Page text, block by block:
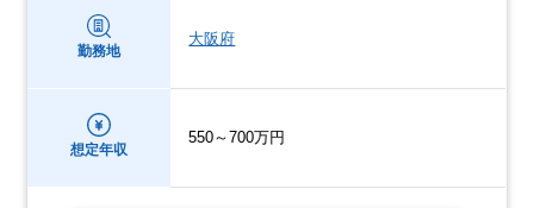
勤務地
大阪府
想定年収
550～700万円